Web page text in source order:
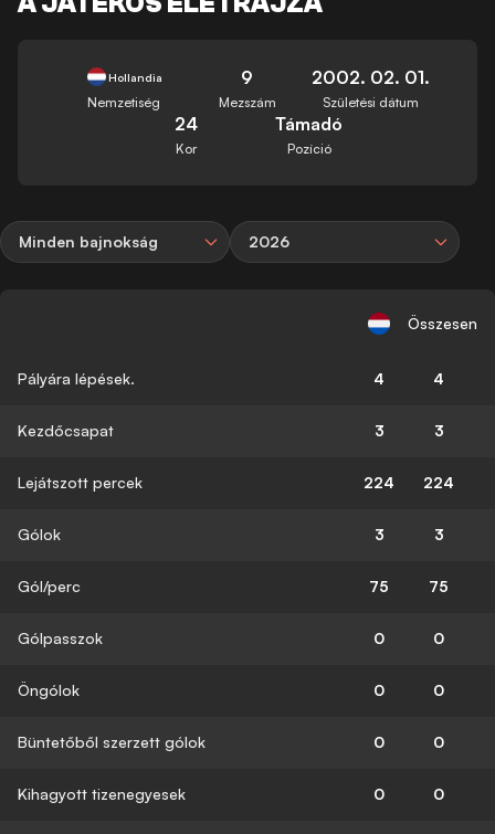
Hollandia
Nemzetiség
9
Mezszám
2002. 02. 01.
Születési dátum
24
Kor
Támadó
Pozíció
Minden bajnokság 2026
Összesen
Pályára lépések. 4 4
Kezdőcsapat 3 3
Lejátszott percek 224 224
Gólok 3 3
Gól/perc 75 75
Gólpasszok 0 0
Öngólok 0 0
Büntetőből szerzett gólok 0 0
Kihagyott tizenegyesek 0 0